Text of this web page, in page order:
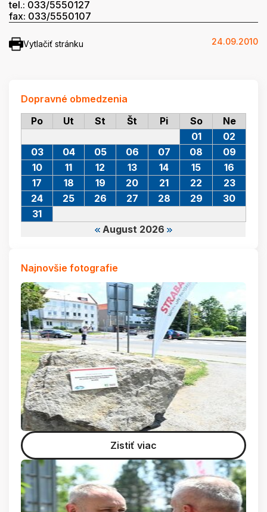
tel.: 033/5550127
fax: 033/5550107
Vytlačiť stránku 24.09.2010
Dopravné obmedzenia
Po
Ut St Št Pi So Ne
August 2026
01
02
03
04 05 06 07 08
09
10
11 12 13 14 15
16
17
18 19 20 21 22
23
24
25 26 27 28 29
30
31
Najnovšie fotografie
Zistiť viac